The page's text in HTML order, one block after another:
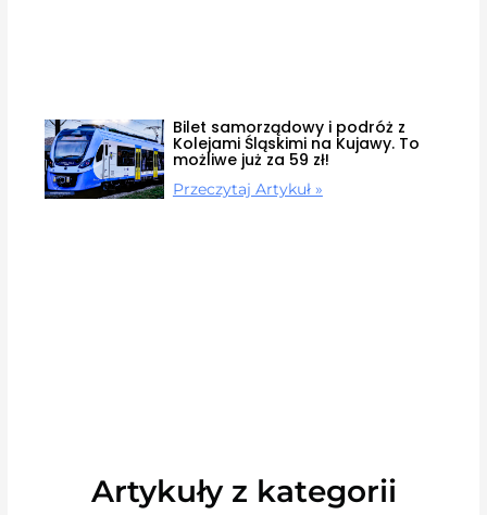
Bilet samorządowy i podróż z
Kolejami Śląskimi na Kujawy. To
możliwe już za 59 zł!
Przeczytaj Artykuł »
Artykuły z kategorii